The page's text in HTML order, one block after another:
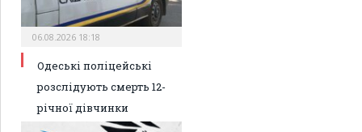
06.08.2026 18:18
Одеські поліцейські
розслідують смерть 12-
річної дівчинки